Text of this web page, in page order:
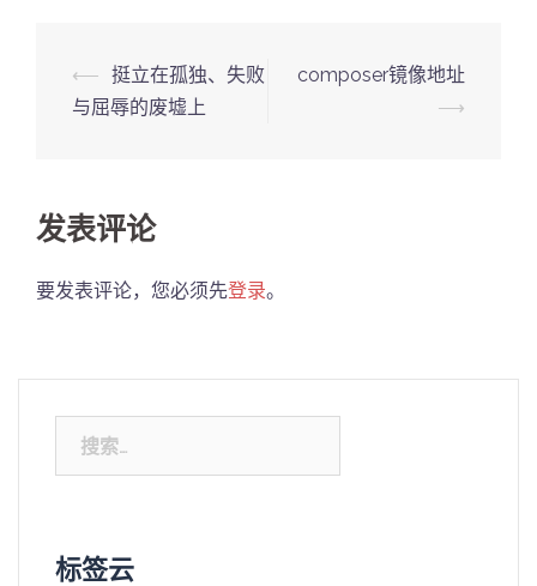
Post
navigation
⟵ 挺立在孤独、失败
与屈辱的废墟上
composer镜像地址
⟶
发表评论
要发表评论，您必须先登录。
索：
标签云